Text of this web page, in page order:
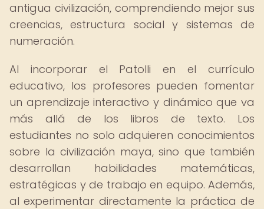
antigua civilización, comprendiendo mejor sus
creencias, estructura social y sistemas de
numeración.
Al incorporar el Patolli en el currículo
educativo, los profesores pueden fomentar
un aprendizaje interactivo y dinámico que va
más allá de los libros de texto. Los
estudiantes no solo adquieren conocimientos
sobre la civilización maya, sino que también
desarrollan habilidades matemáticas,
estratégicas y de trabajo en equipo. Además,
al experimentar directamente la práctica de